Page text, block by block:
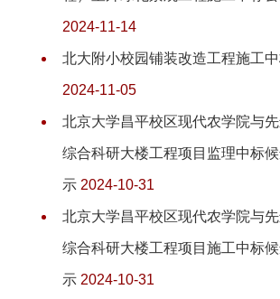
2024-11-14
北大附小校园铺装改造工程施工
2024-11-05
北京大学昌平校区现代农学院与
综合科研大楼工程项目监理中标
示 2024-10-31
北京大学昌平校区现代农学院与
综合科研大楼工程项目施工中标
示 2024-10-31